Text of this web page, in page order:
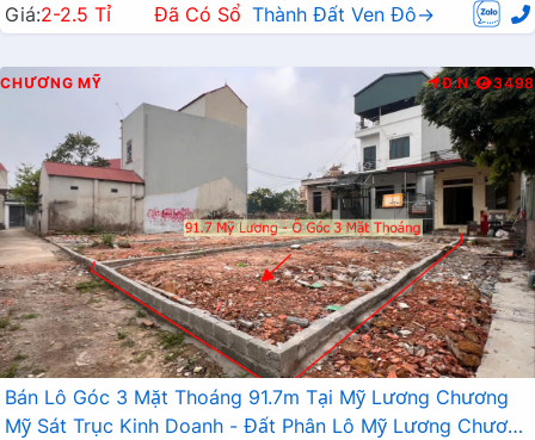
Giá:2-2.5 Tỉ Đã Có Sổ Thành Đất Ven Đô→
CHƯƠNG MỸ Đ.N 3498
Bán Lô Góc 3 Mặt Thoáng 91.7m Tại Mỹ Lương Chương
Mỹ Sát Trục Kinh Doanh - Đất Phân Lô Mỹ Lương Chương